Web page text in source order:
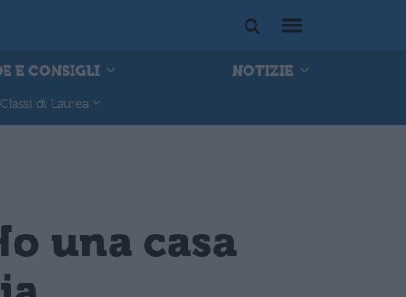
E CONSIGLI NOTIZIE
Classi di Laurea
una casa